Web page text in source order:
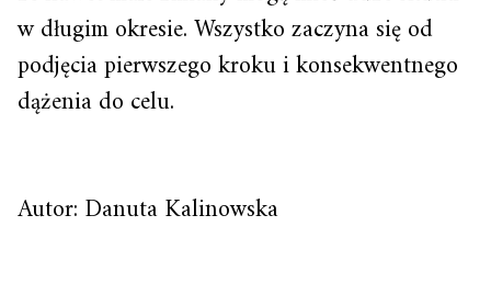
w długim okresie. Wszystko zaczyna się od
podjęcia pierwszego kroku i konsekwentnego
dążenia do celu.
Autor: Danuta Kalinowska